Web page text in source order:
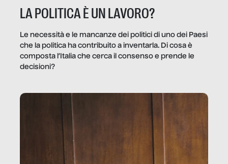
LA POLITICA È UN LAVORO?
Le necessità e le mancanze dei politici di uno dei Paesi
che la politica ha contribuito a inventarla. Di cosa è
composta l’Italia che cerca il consenso e prende le
decisioni?